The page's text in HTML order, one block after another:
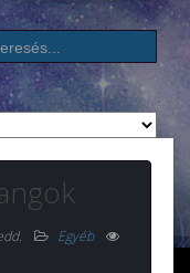
.
Egyéb